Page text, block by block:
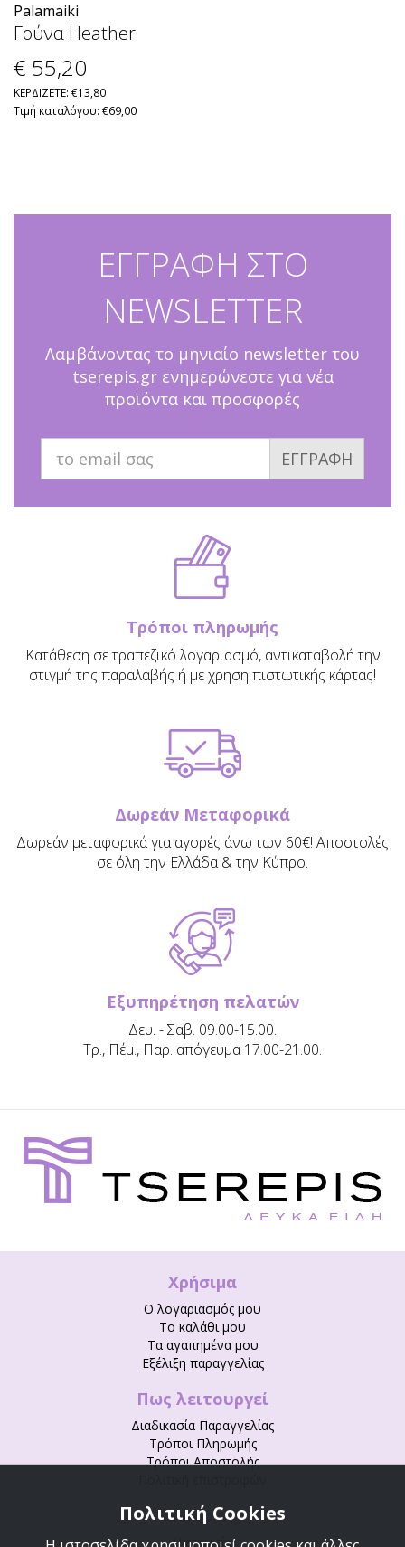
Palamaiki
Γούνα Heather
€ 55,20
ΚΕΡΔΙΖΕΤΕ: €13,80
Τιμή καταλόγου: €69,00
ΕΓΓΡΑΦΗ ΣΤΟ
NEWSLETTER
Λαμβάνοντας το μηνιαίο newsletter του
tserepis.gr ενημερώνεστε για νέα
προϊόντα και προσφορές
ΕΓΓΡΑΦΗ
Τρόποι πληρωμής
Κατάθεση σε τραπεζικό λογαριασμό, αντικαταβολή την
στιγμή της παραλαβής ή με χρηση πιστωτικής κάρτας!
Δωρεάν Μεταφορικά
Δωρεάν μεταφορικά για αγορές άνω των 60€! Αποστολές
σε όλη την Ελλάδα & την Κύπρο.
Εξυπηρέτηση πελατών
Δευ. - Σαβ. 09.00-15.00.
Τρ., Πέμ., Παρ. απόγευμα 17.00-21.00.
Χρήσιμα
Ο λογαριασμός μου
Το καλάθι μου
Τα αγαπημένα μου
Εξέλιξη παραγγελίας
Πως λειτουργεί
Διαδικασία Παραγγελίας
Τρόποι Πληρωμής
Τρόποι Αποστολής
Tserepis.gr
Η εταιρεία
Πολιτική Cookies